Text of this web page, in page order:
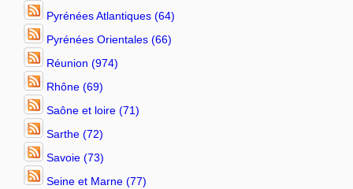
Pyrénées Atlantiques (64)
Pyrénées Orientales (66)
Réunion (974)
Rhône (69)
Saône et loire (71)
Sarthe (72)
Savoie (73)
Seine et Marne (77)